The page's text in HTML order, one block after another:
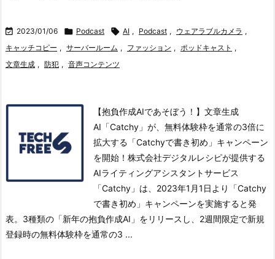
 2023/01/06  Podcast  AI , Podcast , ウェアラブルカメラ ,
キャッチコピー , サーバールーム , ファッション , ポッドキャスト ,
文章生成 , 防犯 , 音声コンテンツ
【抱負作成AIであそぼう！】文章生成
AI「Catchy」が、無料体験枠を通常の3倍に
拡大する「Catchyで書き初め」キャンペーン
を開始！株式会社デジタルレシピが提供する
AIライティングアシスタントサービス
「Catchy」は、2023年1月1日より「Catchy
で書き初め」キャンペーンを実施すると発
表。 3種類の「新年の抱負作成AI」をリリースし、2週間限定で新規
登録時の無料体験枠を通常の3 ...